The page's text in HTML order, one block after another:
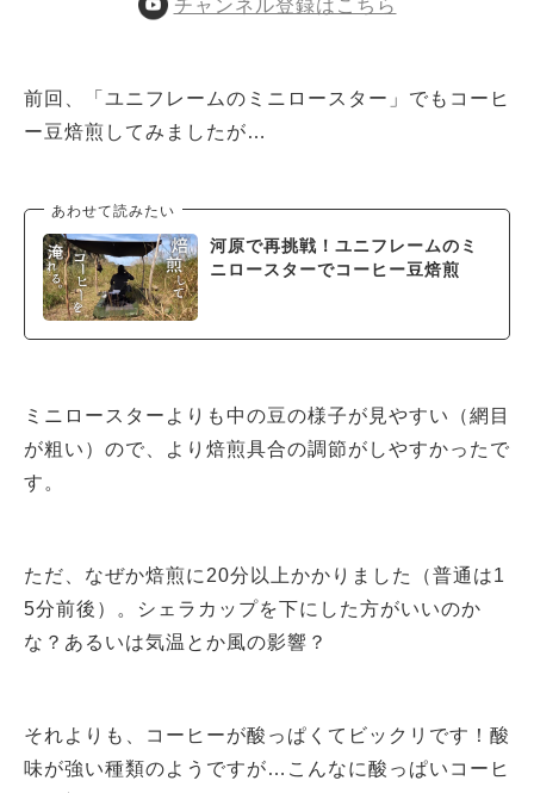
チャンネル登録はこちら
前回、「ユニフレームのミニロースター」でもコーヒ
ー豆焙煎してみましたが…
あわせて読みたい
河原で再挑戦！ユニフレームのミ
ニロースターでコーヒー豆焙煎
ミニロースターよりも中の豆の様子が見やすい（網目
が粗い）ので、より焙煎具合の調節がしやすかったで
す。
ただ、なぜか焙煎に20分以上かかりました（普通は1
5分前後）。シェラカップを下にした方がいいのか
な？あるいは気温とか風の影響？
それよりも、コーヒーが酸っぱくてビックリです！酸
味が強い種類のようですが…こんなに酸っぱいコーヒ